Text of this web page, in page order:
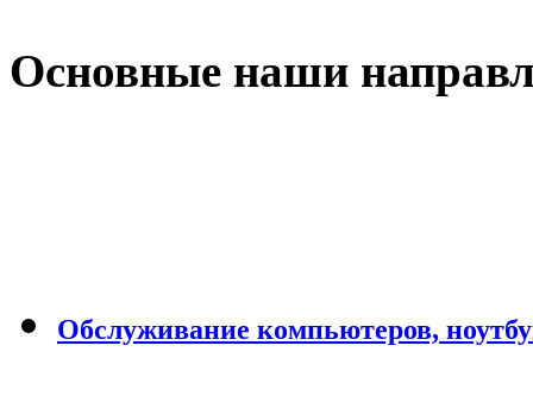
Основные наши
Обслуживание компьютеров,